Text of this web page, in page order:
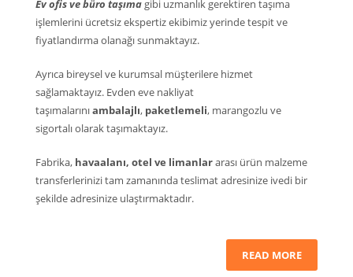
Ev ofis ve büro taşıma gibi uzmanlık gerektiren taşıma
işlemlerini ücretsiz ekspertiz ekibimiz yerinde tespit ve
fiyatlandırma olanağı sunmaktayız.
Ayrıca bireysel ve kurumsal müşterilere hizmet
sağlamaktayız. Evden eve nakliyat
taşımalarınıambalajlı, paketlemeli, marangozlu ve
sigortalı olarak taşımaktayız.
Fabrika, havaalanı, otel ve limanlararası ürün malzeme
transferlerinizi tam zamanında teslimat adresinize ivedi bir
şekilde adresinize ulaştırmaktadır.
READ MORE